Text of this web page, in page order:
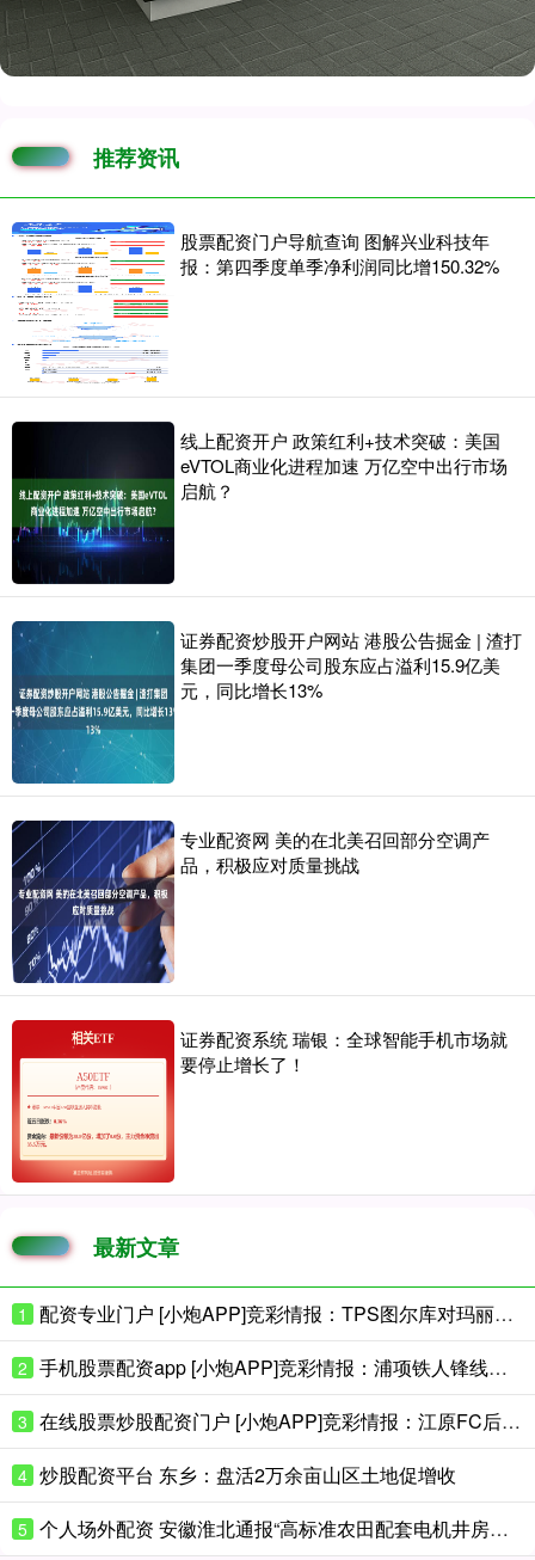
推荐资讯
股票配资门户导航查询 图解兴业科技年
报：第四季度单季净利润同比增150.32%
线上配资开户 政策红利+技术突破：美国
eVTOL商业化进程加速 万亿空中出行市场
启航？
证券配资炒股开户网站 港股公告掘金 | 渣打
集团一季度母公司股东应占溢利15.9亿美
元，同比增长13%
专业配资网 美的在北美召回部分空调产
品，积极应对质量挑战
证券配资系统 瑞银：全球智能手机市场就
要停止增长了！
最新文章
1 配资专业门户 [小炮APP]竞彩情报：TPS图尔库对玛丽港连续7场不胜
2 手机股票配资app [小炮APP]竞彩情报：浦项铁人锋线核心离队
3 在线股票炒股配资门户 [小炮APP]竞彩情报：江原FC后防核心回归
4 炒股配资平台 东乡：盘活2万余亩山区土地促增收
5 个人场外配资 安徽淮北通报“高标准农田配套电机井房底部悬空、抽10分钟就没水” ：将调查复核，据结果依规依纪严肃处理